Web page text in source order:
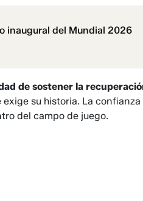
inaugural del Mundial 2026
de sostener la
su historia. La
del campo de juego.